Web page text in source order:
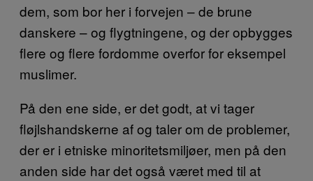
dem, som bor her i forvejen – de brune
danskere – og flygtningene, og der opbygges
flere og flere fordomme overfor for eksempel
muslimer.
På den ene side, er det godt, at vi tager
fløjlshandskerne af og taler om de problemer,
der er i etniske minoritetsmiljøer, men på den
anden side har det også været med til at